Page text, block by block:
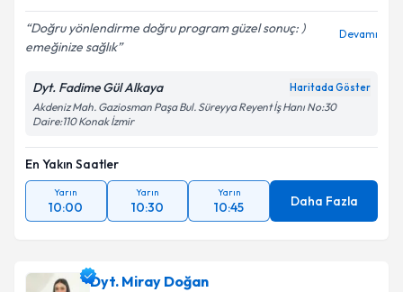
Doğru yönlendirme doğru program güzel sonuç: )
emeğinize sağlık
Devamı
Dyt. Fadime Gül Alkaya Haritada Göster
Akdeniz Mah. Gaziosman Paşa Bul. Süreyya Reyent İş Hanı No:30
Daire:110 Konak İzmir
En Yakın Saatler
Yarın
10:00
Yarın
10:30
Yarın
10:45 Daha Fazla
Dyt. Miray Doğan